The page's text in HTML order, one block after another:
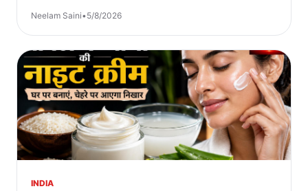
Neelam Saini•5/8/2026
INDIA